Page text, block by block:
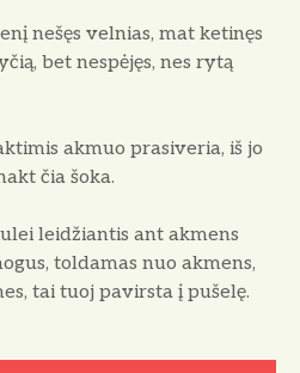
nešęs velnias, mat ketinęs
bet nespėjęs, nes rytą
akmuo prasiveria, iš jo
čia šoka.
leidžiantis ant akmens
toldamas nuo akmens,
tai tuoj pavirsta į pušelę.